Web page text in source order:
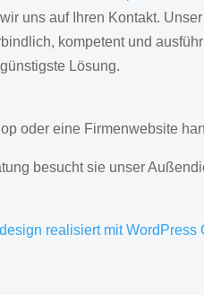
uns auf Ihren Kontakt. Unser
kompetent und
Lösung.
oder eine Firmenwebsite
besucht sie unser
realisiert mit WordPress